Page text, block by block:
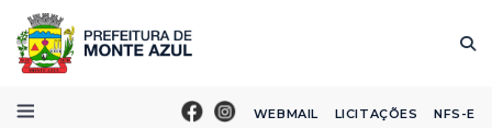
WEBMAIL LICITAÇÕES NFS-E